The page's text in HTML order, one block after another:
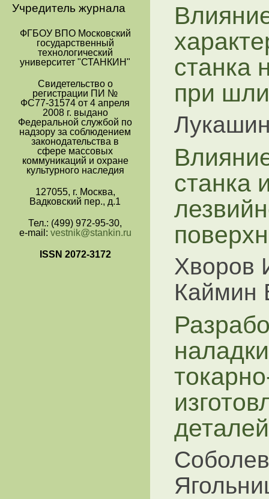
Учредитель журнала
ФГБОУ ВПО Московский
государственный
технологический
университет "СТАНКИН"
Свидетельство о
регистрации ПИ №
ФС77-31574 от 4 апреля
2008 г. выдано
Федеральной службой по
надзору за соблюдением
законодательства в
сфере массовых
коммуникаций и охране
культурного наследия
127055, г. Москва,
Вадковский пер., д.1
Тел.: (499) 972-95-30,
e-mail: vestnik@stankin.ru
ISSN 2072-3172
станка
при
станка
Хворов
Каймин
деталей